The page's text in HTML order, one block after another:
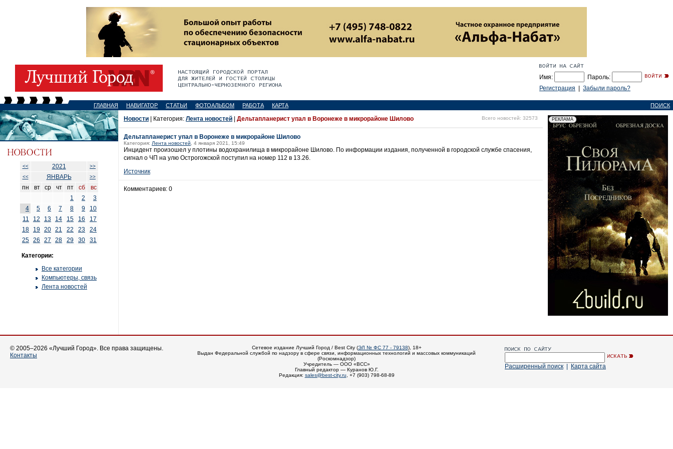
Имя:
Пароль:
Регистрация
Забыли пароль?
ГЛАВНАЯ НАВИГАТОР СТАТЬИ ФОТОАЛЬБОМ РАБОТА КАРТА ПОИСК
<< 2021
>>
<<
ЯНВАРЬ >>
пн вт ср чт пт сб
вс
1
2
3
4
5 6 7 8 9
10
11
12 13 14 15 16
17
18
19 20 21 22 23
24
25 26 27 28 29 30 31
Категории:
Все категории
Компьютеры, связь
Лента новостей
Новости | Категория: Лента новостей Дельтапланерист упал в Воронеже в микрорайоне Шилово Всего новостей: 32573
Дельтапланерист упал в Воронеже в микрорайоне Шилово
Категория: Лента новостей , 4 января 2021, 15:49
Инцидент произошел у плотины водохранилища в микрорайоне Шилово. По информации издания, полученной в городской службе спасения,
сигнал о ЧП на улю Острогожской поступил на номер 112 в 13.26.
Источник
Комментариев: 0
© 2005–2026 «Лучший Город». Все права защищены.
Контакты
Сетевое издание Лучший Город / Best City (ЭЛ № ФС 77 - 79138), 18+
Выдан Федеральной службой по надзору в сфере связи, информационных технологий и массовых коммуникаций
(Роскомнадзор)
Учредитель — ООО «ВСС»
Главный редактор — Куранов Ю.Г.
Редакция: sales@best-city.ru , +7 (903) 798-68-89
Расширенный поиск Карта сайта